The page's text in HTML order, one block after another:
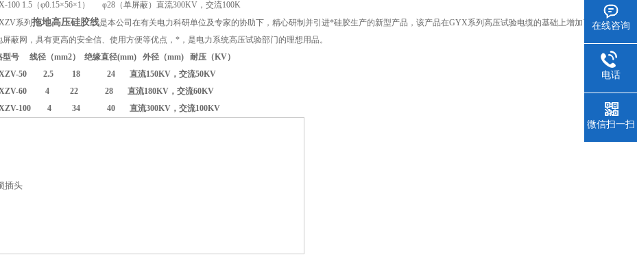
100 1.5 （φ0.15×56×1 ） φ28 （单屏蔽） 直流300KV ，交流100K
系列 拖地高压硅胶线是本公司在有关电力科研单位及专家的协助下，精心研制并引进*硅胶生产的新型产品，该产品在GYX系列高压试验电缆的基础上增加了
屏蔽网，具有更高的安全信、使用方便等优点，*，是电力系统高压试验部门的理想用品。
型号 线径（mm2） 绝缘直径(mm) 外径（mm) 耐压（KV）
50 2.5 18 24 直流150KV，交流50KV
60 4 22 28 直流180KV，交流60KV
100 4 34 40 直流300KV，交流100KV
插头
在线咨询
电话
微信扫一扫